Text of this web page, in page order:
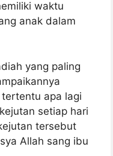
waktu
anak dalam
yang paling
apa lagi
setiap hari
tersebut
Allah sang ibu